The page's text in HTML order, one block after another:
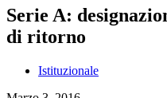
Serie A:
di ritorno
Istituzionale